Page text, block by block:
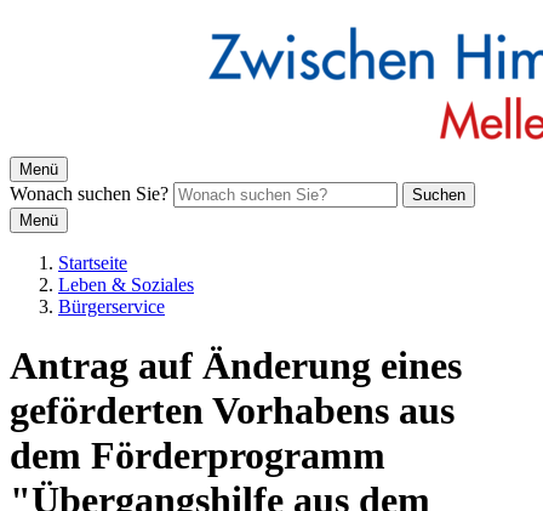
Menü
Wonach suchen Sie?
Suchen
Menü
Startseite
Leben & Soziales
Bürgerservice
Antrag auf Änderung eines
geförderten Vorhabens aus
dem Förderprogramm
"Übergangshilfe aus dem